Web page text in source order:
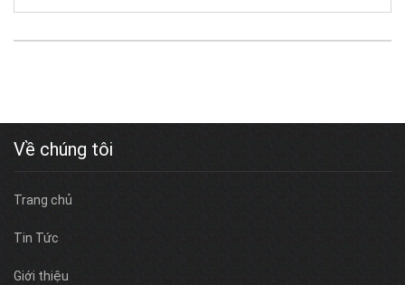
Về chúng tôi
Trang chủ
Tin Tức
Giới thiệu